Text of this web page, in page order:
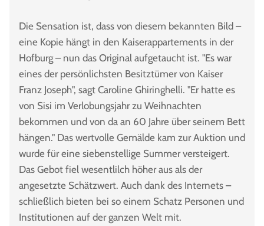
Die Sensation ist, dass von diesem bekannten Bild –
eine Kopie hängt in den Kaiserappartements in der
Hofburg – nun das Original aufgetaucht ist. "Es war
eines der persönlichsten Besitztümer von Kaiser
Franz Joseph", sagt Caroline Ghiringhelli. "Er hatte es
von Sisi im Verlobungsjahr zu Weihnachten
bekommen und von da an 60 Jahre über seinem Bett
hängen." Das wertvolle Gemälde kam zur Auktion und
wurde für eine siebenstellige Summer versteigert.
Das Gebot fiel wesentlilch höher aus als der
angesetzte Schätzwert. Auch dank des Internets –
schließlich bieten bei so einem Schatz Personen und
Institutionen auf der ganzen Welt mit.